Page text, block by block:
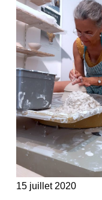
15 juillet 2020